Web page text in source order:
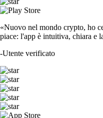
«Nuovo nel mondo crypto, ho
piace: l'app è intuitiva, chiara e
-Utente verificato